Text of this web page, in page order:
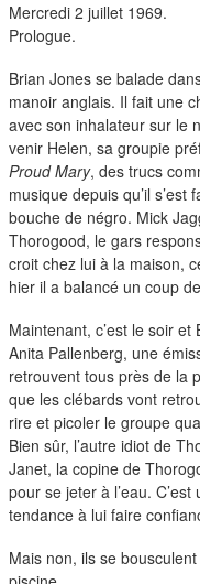
Mercredi 2 juillet 1969.
Prologue.
Brian Jones se balade
manoir anglais. Il fait une
avec son inhalateur sur le
venir Helen, sa groupie
Proud Mary, des trucs
musique depuis qu’il
bouche de négro. Mick
Thorogood, le gars
croit chez lui à la maison,
hier il a balancé un coup
Maintenant, c’est le soir
Anita Pallenberg, une
retrouvent tous près de la
que les clébards vont
rire et picoler le groupe
Bien sûr, l’autre idiot de
Janet, la copine de
pour se jeter à l’eau.
tendance à lui faire
Mais non, ils se